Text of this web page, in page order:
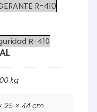
R-410
R-410
kg
25 × 44 cm